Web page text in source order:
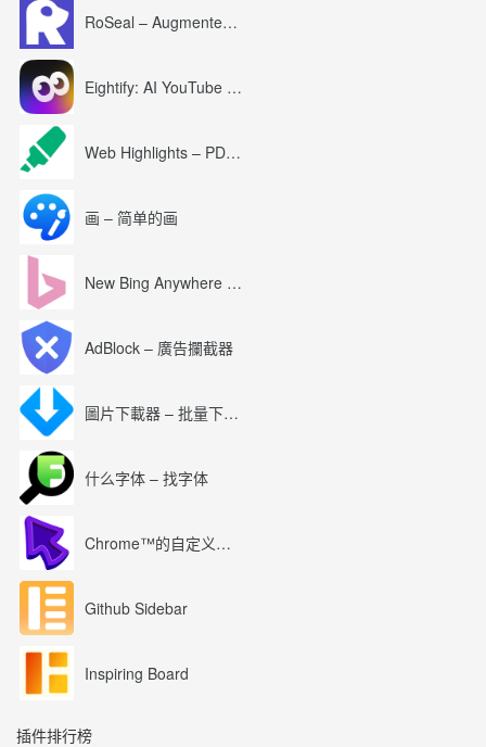
RoSeal – Augmented Roblox Experience
Eightify: AI YouTube Summary with ChatGPT
Web Highlights – PDF & Web Highlighter
画 – 简单的画
New Bing Anywhere (Bing Chat GPT-4)
AdBlock – 廣告攔截器
圖片下載器 – 批量下載圖片
什么字体 – 找字体
Chrome™的自定义光标
Github Sidebar
Inspiring Board
插件排行榜